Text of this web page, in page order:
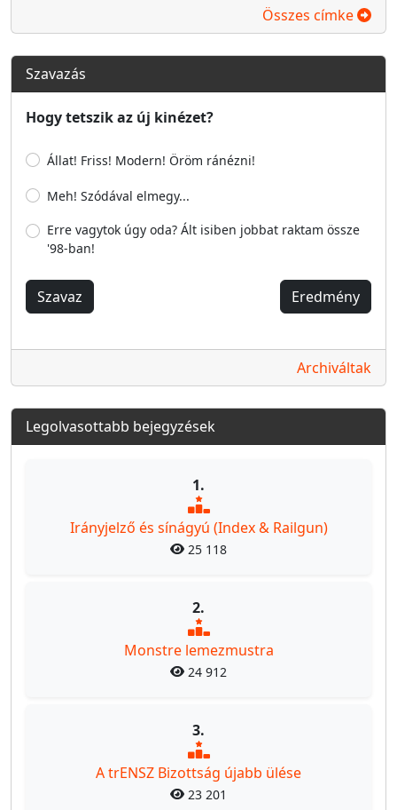
Összes címke
Szavazás
Hogy tetszik az új kinézet?
Állat! Friss! Modern! Öröm ránézni!
Meh! Szódával elmegy...
Erre vagytok úgy oda? Ált isiben jobbat raktam össze
'98-ban!
Szavaz Eredmény
Archiváltak
Legolvasottabb bejegyzések
1.
Irányjelző és sínágyú (Index & Railgun)
25 118
2.
Monstre lemezmustra
24 912
3.
A trENSZ Bizottság újabb ülése
23 201